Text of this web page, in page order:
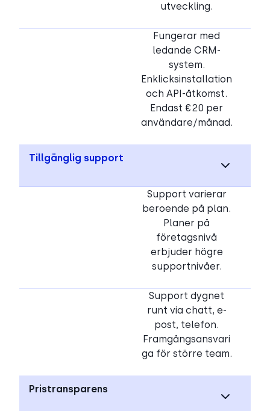
utveckling.
Fungerar med
ledande CRM-
system.
Enklicksinstallation
och API-åtkomst.
Endast €20 per
användare/månad.
Tillgänglig support
Support varierar
beroende på plan.
Planer på
företagsnivå
erbjuder högre
supportnivåer.
Support dygnet
runt via chatt, e-
post, telefon.
Framgångsansvari
ga för större team.
Pristransparens